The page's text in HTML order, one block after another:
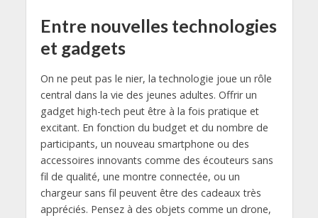
Entre nouvelles technologies
et gadgets
On ne peut pas le nier, la technologie joue un rôle
central dans la vie des jeunes adultes. Offrir un
gadget high-tech peut être à la fois pratique et
excitant. En fonction du budget et du nombre de
participants, un nouveau smartphone ou des
accessoires innovants comme des écouteurs sans
fil de qualité, une montre connectée, ou un
chargeur sans fil peuvent être des cadeaux très
appréciés. Pensez à des objets comme un drone,